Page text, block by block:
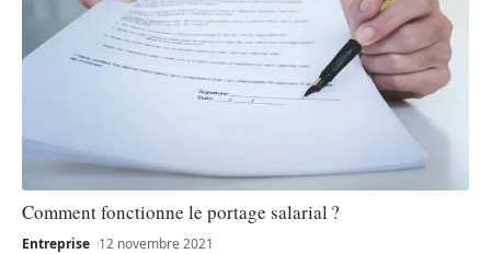
Comment fonctionne le portage salarial ?
Entreprise 12 novembre 2021